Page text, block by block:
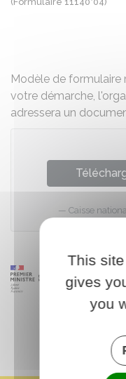
Modèle de formulaire
votre démarche,
adressera un
Caisse
This
gives
you